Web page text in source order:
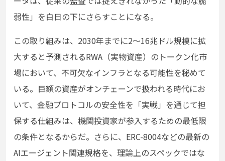
弱性」を白日の下にさらすことになる。
この取り組みは、2030年までに2〜16兆ドル規模に拡
大すると予測されるRWA（実物資産）のトークン化市
場において、不可欠なインフラとなる可能性を秘めて
いる。巨額の資産がオンチェーンで扱われる時代にお
いて、金融プロトコルの安全性を「実戦」を通じて担
保する仕組みは、機関投資家が参入するための最低限
の条件となるからだ。さらに、ERC-8004などの最新の
AIエージェント関連規格を、理論上のスペックではな